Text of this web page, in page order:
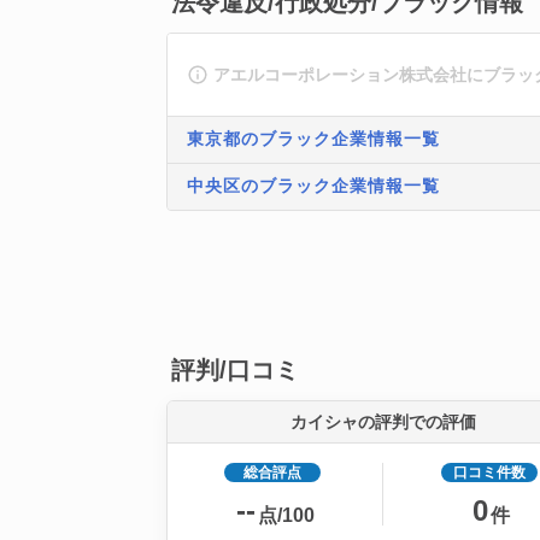
アエルコーポレーション株式会社にブラ
東京都のブラック企業情報一覧
中央区のブラック企業情報一覧
評判/口コミ
カイシャの評判での評価
総合評点
-- 点/100
口コミ件数
0件